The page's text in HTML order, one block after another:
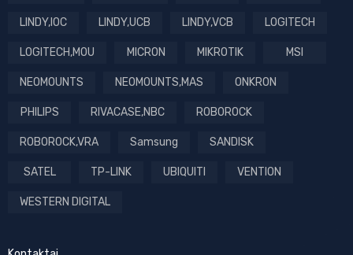
LINDY,IOC LINDY,UCB LINDY,VCB LOGITECH
LOGITECH,MOU MICRON MIKROTIK MSI
NEOMOUNTS NEOMOUNTS,MAS ONKRON
PHILIPS RIVACASE,NBC ROBOROCK
ROBOROCK,VRA Samsung SANDISK
SATEL TP-LINK UBIQUITI VENTION
WESTERN DIGITAL